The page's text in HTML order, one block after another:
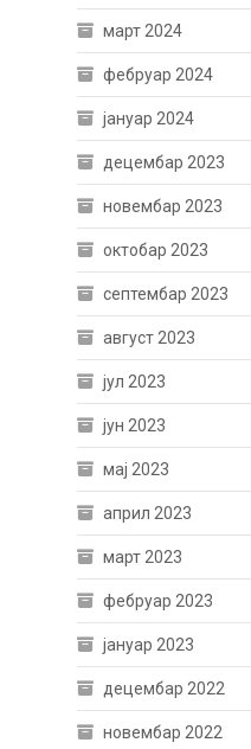
март 2024
фебруар 2024
јануар 2024
децембар 2023
новембар 2023
октобар 2023
септембар 2023
август 2023
јул 2023
јун 2023
мај 2023
април 2023
март 2023
фебруар 2023
јануар 2023
децембар 2022
новембар 2022